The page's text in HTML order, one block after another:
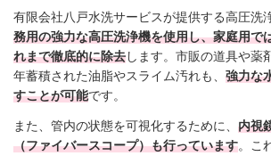
有限会社八戸水洗サービスが提供する高圧洗
務用の強力な高圧洗浄機を使用し、家庭用で
れまで徹底的に除去します。市販の道具や薬
年蓄積された油脂やスライム汚れも、 強力な
すことが可能です。
また、管内の状態を可視化するために、 内視
（ファイバースコープ）も行っています。こ